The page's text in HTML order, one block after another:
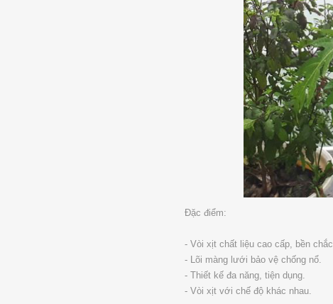
Đặc điểm:
- Vòi xịt chất liệu cao cấp, bền chắc.
- Lõi màng lưới bảo vệ chống nổ.
- Thiết kế đa năng, tiện dụng.
- Vòi xịt với chế độ khác nhau.